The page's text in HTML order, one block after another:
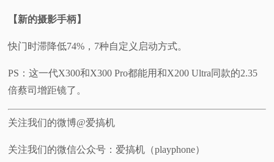
【新的摄影手柄】
快门时滞降低74%，7种自定义启动方式。
PS：这一代X300和X300 Pro都能用和X200 Ultra同款的2.35
倍蔡司增距镜了。
关注我们的微博@爱搞机
关注我们的微信公众号：爱搞机（playphone）